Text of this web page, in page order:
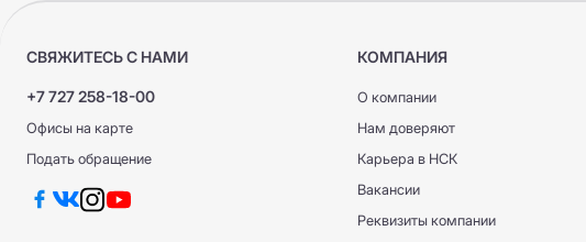
СВЯЖИТЕСЬ С НАМИ
+7 727 258-18-00
Офисы на карте
Подать обращение
КОМПАНИЯ
О компании
Нам доверяют
Карьера в НСК
Вакансии
Реквизиты компании